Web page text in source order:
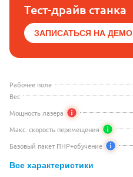
Рабочее поле
Вес
Мощность лазера
Макс. скорость перемещения
Базовый пакет ПНР+обучение
Все характеристики
Тест-драйв станка
ЗАПИСАТЬСЯ НА ДЕМО